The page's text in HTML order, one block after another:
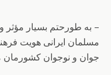
– به طورحتم بسیار مؤثر
مسلمان ایرانی هویت
جوان و نوجوان